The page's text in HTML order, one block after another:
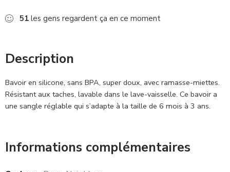
51 les gens regardent ça en ce moment
Description
Bavoir en silicone, sans BPA, super doux, avec ramasse-miettes.
Résistant aux taches, lavable dans le lave-vaisselle. Ce bavoir a
une sangle réglable qui s’adapte à la taille de 6 mois à 3 ans.
Informations complémentaires